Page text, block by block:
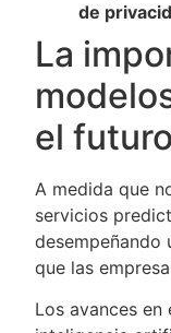
de
La
el
A medida que
servicios
desempeñando
que las
Los avances en